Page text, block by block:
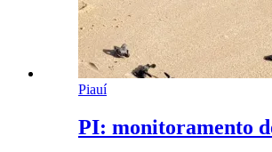
Piauí
PI: monitoramento